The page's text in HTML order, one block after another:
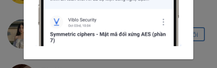
Cute Kaiz
0
Theo dõi